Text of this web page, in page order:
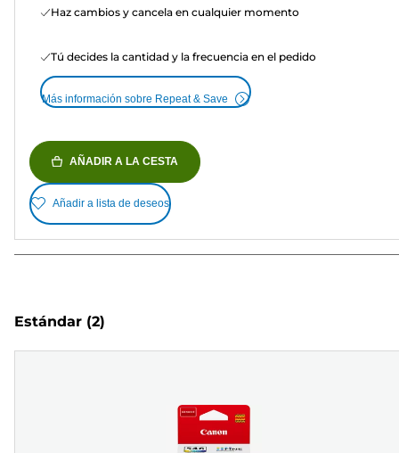
Haz cambios y cancela en cualquier momento
Tú decides la cantidad y la frecuencia en el pedido
Más información sobre Repeat & Save
AÑADIR A LA CESTA
Añadir a lista de deseos
Estándar (2)